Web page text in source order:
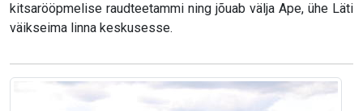
kitsarööpmelise raudteetammi ning jõuab välja Ape, ühe Läti
väikseima linna keskusesse.